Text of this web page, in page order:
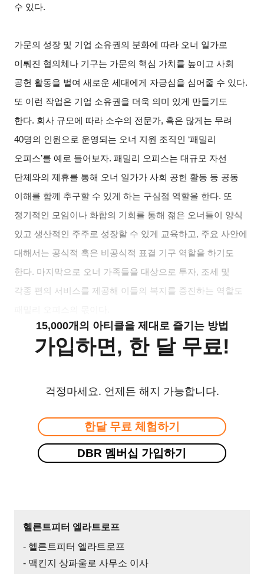
수 있다.
가문의 성장 및 기업 소유권의 분화에 따라 오너 일가로
이뤄진 협의체나 기구는 가문의 핵심 가치를 높이고 사회
공헌 활동을 벌여 새로운 세대에게 자긍심을 심어줄 수 있다.
또 이런 작업은 기업 소유권을 더욱 의미 있게 만들기도
한다. 회사 규모에 따라 소수의 전문가, 혹은 많게는 무려
40명의 인원으로 운영되는 오너 지원 조직인 ‘패밀리
오피스’를 예로 들어보자. 패밀리 오피스는 대규모 자선
단체와의 제휴를 통해 오너 일가가 사회 공헌 활동 등 공동
이해를 함께 추구할 수 있게 하는 구심점 역할을 한다. 또
정기적인 모임이나 화합의 기회를 통해 젊은 오너들이 양식
있고 생산적인 주주로 성장할 수 있게 교육하고, 주요 사안에
대해서는 공식적 혹은 비공식적 표결 기구 역할을 하기도
한다. 마지막으로 오너 가족들을 대상으로 투자, 조세 및
각종 편의 서비스를 제공해 이들의 복지를 증진하는 역할도
15,000개의 아티클을 제대로 즐기는 방법
가입하면, 한 달 무료!
걱정마세요. 언제든 해지 가능합니다.
한달 무료 체험하기
DBR 멤버십 가입하기
헬른트피터 엘라트로프
- 헬른트피터 엘라트로프
- 맥킨지 상파울로 사무소 이사